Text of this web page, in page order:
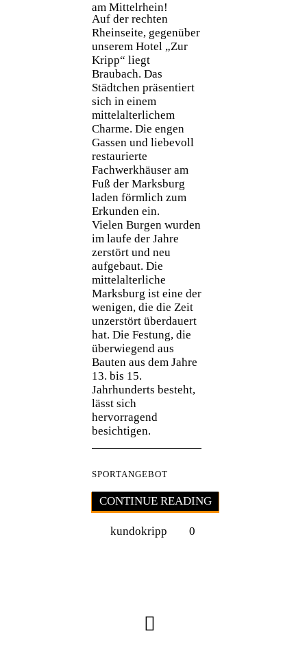
am Mittelrhein!
Auf der rechten
Rheinseite, gegenüber
unserem Hotel „Zur
Kripp“ liegt
Braubach. Das
Städtchen präsentiert
sich in einem
mittelalterlichem
Charme. Die engen
Gassen und liebevoll
restaurierte
Fachwerkhäuser am
Fuß der Marksburg
laden förmlich zum
Erkunden ein.
Vielen Burgen wurden
im laufe der Jahre
zerstört und neu
aufgebaut. Die
mittelalterliche
Marksburg ist eine der
wenigen, die die Zeit
unzerstört überdauert
hat. Die Festung, die
überwiegend aus
Bauten aus dem Jahre
13. bis 15.
Jahrhunderts besteht,
lässt sich
hervorragend
besichtigen.
SPORTANGEBOT
CONTINUE READING
kundokripp 0